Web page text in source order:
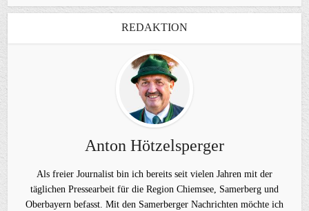
REDAKTION
Anton Hötzelsperger
Als freier Journalist bin ich bereits seit vielen Jahren mit der
täglichen Pressearbeit für die Region Chiemsee, Samerberg und
Oberbayern befasst. Mit den Samerberger Nachrichten möchte ich